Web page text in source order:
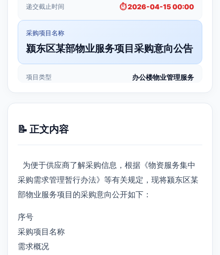
递交截止时间 ⏱️ 2026-04-15 00:00
采购项目名称
颍东区某部物业服务项目采购意向公告
项目类型 办公楼物业管理服务
📝 正文内容
为便于供应商了解采购信息，根据《物资服务集中
采购需求管理暂行办法》等有关规定，现将颍东区某
部物业服务项目的采购意向公开如下：
序号
采购项目名称
需求概况